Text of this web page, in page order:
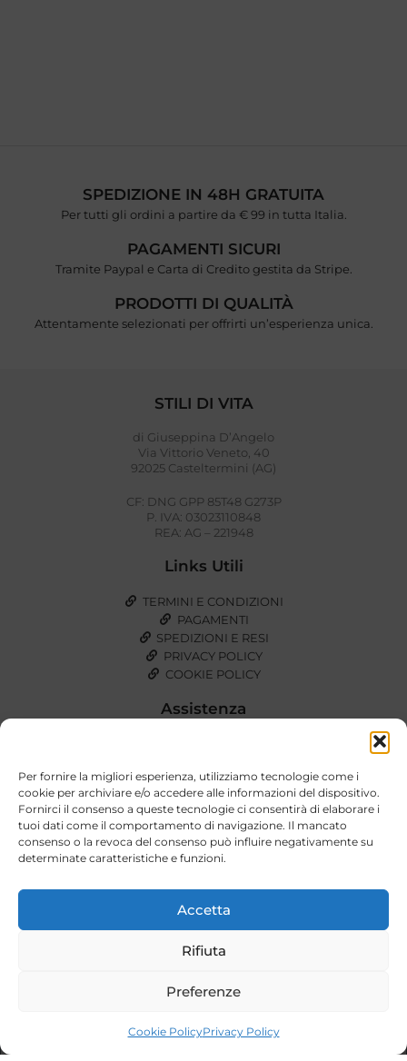
Per fornire la migliori esperienza, utilizziamo tecnologie come i
cookie per archiviare e/o accedere alle informazioni del dispositivo.
Fornirci il consenso a queste tecnologie ci consentirà di elaborare i
tuoi dati come il comportamento di navigazione. Il mancato
consenso o la revoca del consenso può influire negativamente su
determinate caratteristiche e funzioni.
Accetta
Rifiuta
Preferenze
Cookie PolicyPrivacy Policy
SPEDIZIONE IN 48H GRATUITA
Per tutti gli ordini a partire da € 99 in tutta Italia.
PAGAMENTI SICURI
Tramite Paypal e Carta di Credito gestita da Stripe.
PRODOTTI DI QUALITÀ
Attentamente selezionati per offrirti un’esperienza unica.
STILI DI VITA
di Giuseppina D’Angelo
Via Vittorio Veneto, 40
92025 Casteltermini (AG)
CF: DNG GPP 85T48 G273P
P. IVA: 03023110848
REA: AG – 221948
Links Utili
TERMINI E CONDIZIONI
PAGAMENTI
SPEDIZIONI E RESI
PRIVACY POLICY
COOKIE POLICY
Assistenza
Orari: Lun – Ven | 10.00 – 19.00
CONTATTI
Novità e Promozioni
Iscriviti alla newsletter e inizia a ricevere le novità e le promozioni
speciali.